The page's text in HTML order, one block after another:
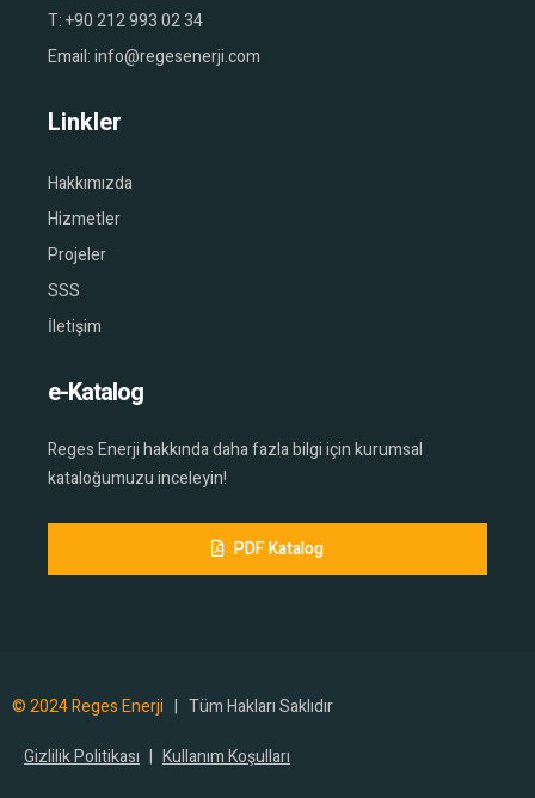
T:+90 212 993 02 34
Email:info@regesenerji.com
Linkler
Hakkımızda
Hizmetler
Projeler
SSS
İletişim
e-Katalog
Reges Enerji hakkında daha fazla bilgi için kurumsal
kataloğumuzu inceleyin!
PDF Katalog
© 2024 Reges Enerji | Tüm Hakları Saklıdır
Gizlilik Politikası | Kullanım Koşulları